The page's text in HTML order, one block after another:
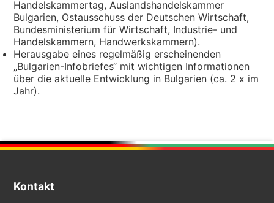
Handelskammertag, Auslandshandelskammer
Bulgarien, Ostausschuss der Deutschen Wirtschaft,
Bundesministerium für Wirtschaft, Industrie- und
Handelskammern, Handwerkskammern).
Herausgabe eines regelmäßig erscheinenden
„Bulgarien-Infobriefes“ mit wichtigen Informationen
über die aktuelle Entwicklung in Bulgarien (ca. 2 x im
Jahr).
Kontakt